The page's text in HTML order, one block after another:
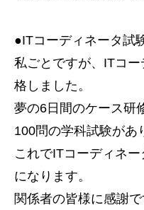
●ITコーディネータ試
私ごとですが、ITコ
格しました。
夢の6日間のケース研
100問の学科試験があ
これでITコーディネ
になります。
関係者の皆様に感謝で